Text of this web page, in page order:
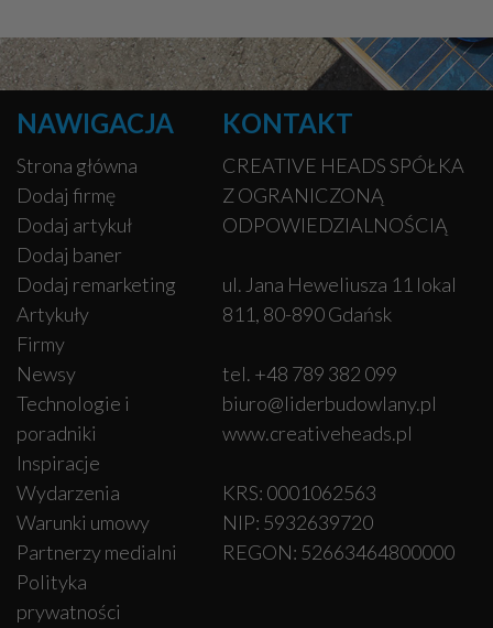
NAWIGACJA
Strona główna
Dodaj firmę
Dodaj artykuł
Dodaj baner
Dodaj remarketing
Artykuły
Firmy
Newsy
Technologie i
poradniki
Inspiracje
Wydarzenia
Warunki umowy
Partnerzy medialni
Polityka
prywatności
KONTAKT
CREATIVE HEADS SPÓŁKA
Z OGRANICZONĄ
ODPOWIEDZIALNOŚCIĄ
ul. Jana Heweliusza 11 lokal
811, 80-890 Gdańsk
tel. +48 789 382 099
biuro@liderbudowlany.pl
www.creativeheads.pl
KRS: 0001062563
NIP: 5932639720
REGON: 52663464800000